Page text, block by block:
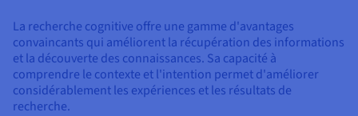
La recherche cognitive offre une gamme d'avantages
convaincants qui améliorent la récupération des informations
et la découverte des connaissances. Sa capacité à
comprendre le contexte et l'intention permet d'améliorer
considérablement les expériences et les résultats de
recherche.